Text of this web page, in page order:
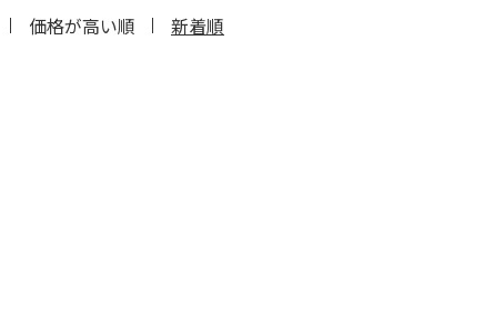
価格が高い順 新着順